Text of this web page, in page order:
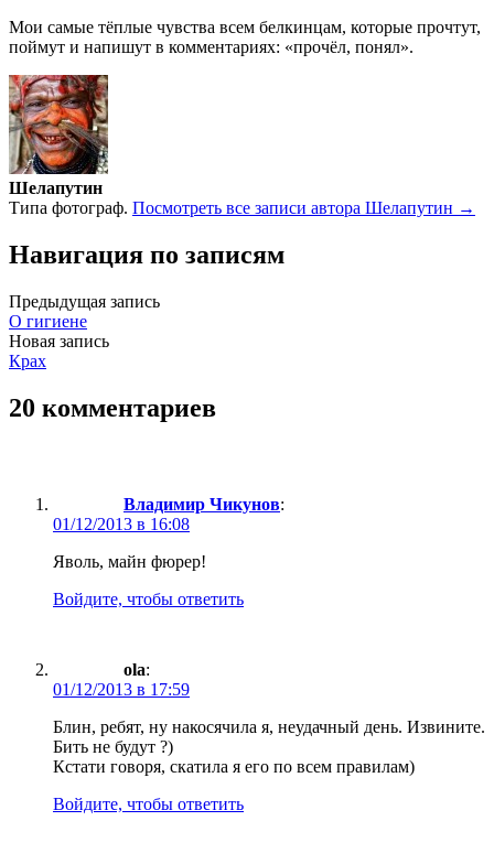
Мои самые тёплые чувства всем белкинцам, которые прочтут,
поймут и напишут в комментариях: «прочёл, понял».
Шелапутин
Типа фотограф. Посмотреть все записи автора Шелапутин →
Навигация по записям
Предыдущая запись
О гигиене
Новая запись
Крах
20 комментариев
Владимир Чикунов:
01/12/2013 в 16:08
Яволь, майн фюрер!
Войдите, чтобы ответить
ola:
01/12/2013 в 17:59
Блин, ребят, ну накосячила я, неудачный день. Извините.
Бить не будут ?)
Кстати говоря, скатила я его по всем правилам)
Войдите, чтобы ответить